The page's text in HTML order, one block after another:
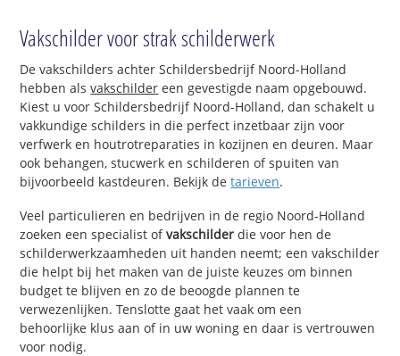
Vakschilder voor strak schilderwerk
De vakschilders achter Schildersbedrijf Noord-Holland
hebben alsvakschilder een gevestigde naam opgebouwd.
Kiest u voor Schildersbedrijf Noord-Holland, dan schakelt u
vakkundige schilders in die perfect inzetbaar zijn voor
verfwerk en houtrotreparaties in kozijnen en deuren. Maar
ook behangen, stucwerk en schilderen of spuiten van
bijvoorbeeld kastdeuren. Bekijk detarieven.
Veel particulieren en bedrijven in de regio Noord-Holland
zoeken een specialist ofvakschilder die voor hen de
schilderwerkzaamheden uit handen neemt; een vakschilder
die helpt bij het maken van de juiste keuzes om binnen
budget te blijven en zo de beoogde plannen te
verwezenlijken. Tenslotte gaat het vaak om een
behoorlijke klus aan of in uw woning en daar is vertrouwen
voor nodig.